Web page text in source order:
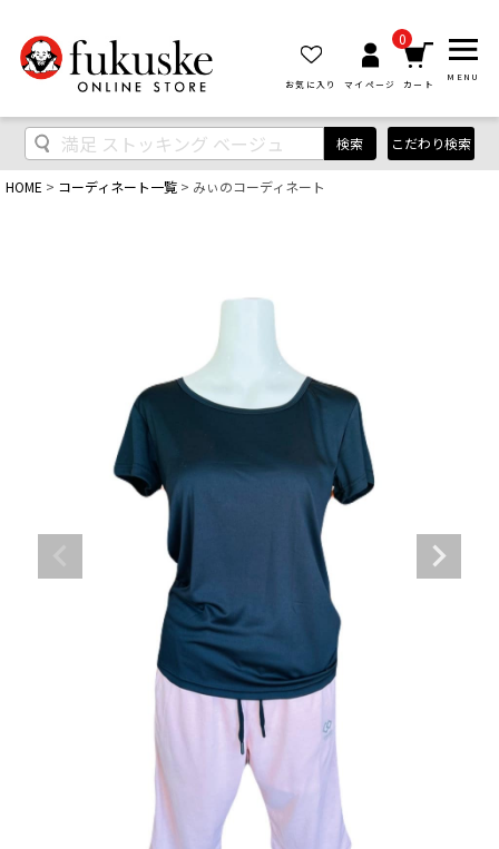
お気に入り マイページ
0
カート
MENU
検索 こだわり検索
HOME コーディネート一覧 みぃのコーディネート